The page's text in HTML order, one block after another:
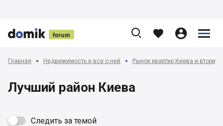


 
    


Главная Недвижимость и все о ней Рынок квартир Киева и
Лучший район Киева
Следить за темой